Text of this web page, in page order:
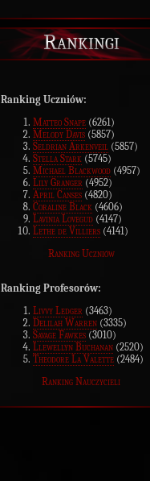
Rankingi
Ranking Uczniów:
Matteo Snape (6261)
Melody Davis (5857)
Seldrian Arkenveil (5857)
Stella Stark (5745)
Michael Blackwood (4957)
Lily Granger (4952)
April Canses (4820)
Coraline Black (4606)
Lavinia Lovegud (4147)
Lethe de Villiers (4141)
Ranking Uczniów
Ranking Profesorów:
Livvy Ledger (3463)
Delilah Warren (3335)
Savage Fawkes (3010)
Llewellyn Buchanan (2520)
Theodore La Valette (2484)
Ranking Nauczycieli